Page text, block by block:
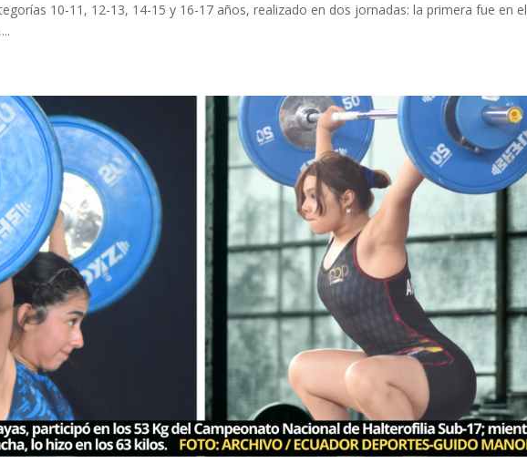
10-11, 12-13, 14-15 y 16-17 años, realizado en dos jornadas: la primera fue en el